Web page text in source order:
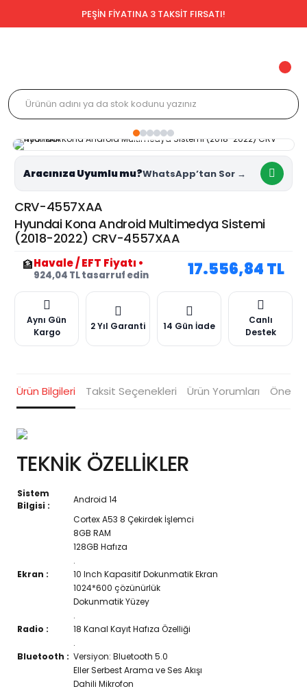
PEŞİN FİYATINA 3 TAKSİT FIRSATI!
Aracınıza Uyumlu mu?
CRV-4557XAA
Hyundai Kona Android Multimedya Sistemi
(2018-2022) CRV-4557XAA
🏦Havale / EFT Fiyatı •
924,04 TL tasarruf edin 17.556,84 TL
Aynı Gün
Kargo
2 Yıl Garanti 14 Gün İade
Canlı
Destek
Ürün Bilgileri Taksit Seçenekleri Ürün Yorumları
TEKNİK ÖZELLİKLER
Sistem
Bilgisi :
Android 14
Cortex A53 8 Çekirdek İşlemci
8GB RAM
128GB Hafıza
.
Ekran :
10 Inch Kapasitif Dokunmatik Ekran
1024*600 çözünürlük
Dokunmatik Yüzey
.
Radio :
18 Kanal Kayıt Hafıza Özelliği
.
Bluetooth : Versiyon: Bluetooth 5.0
Eller Serbest Arama ve Ses Akışı
Dahili Mikrofon